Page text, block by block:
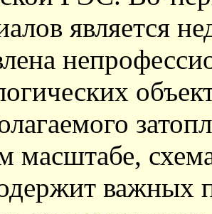
является
масштабе,
важных